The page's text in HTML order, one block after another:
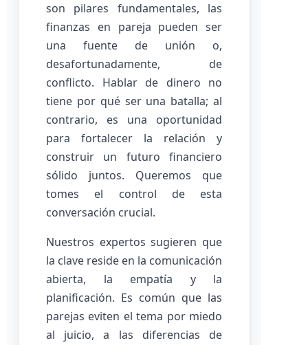
son pilares fundamentales, las
finanzas en pareja pueden ser
una fuente de unión o,
desafortunadamente, de
conflicto. Hablar de dinero no
tiene por qué ser una batalla; al
contrario, es una oportunidad
para fortalecer la relación y
construir un futuro financiero
sólido juntos. Queremos que
tomes el control de esta
conversación crucial.
Nuestros expertos sugieren que
la clave reside en la comunicación
abierta, la empatía y la
planificación. Es común que las
parejas eviten el tema por miedo
al juicio, a las diferencias de